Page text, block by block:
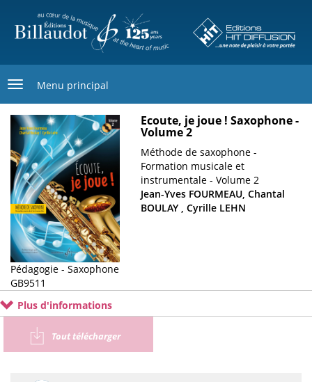
contenu
Menu principal
Image
de
couverture
Ecoute, je joue ! Saxophone -
Volume 2
Sous-
titre
Méthode de saxophone -
Formation musicale et
instrumentale - Volume 2
Jean-Yves FOURMEAU, Chantal
BOULAY , Cyrille LEHN
Pédagogie - Saxophone
Cotage
GB9511
Plus d'informations
Tout télécharger